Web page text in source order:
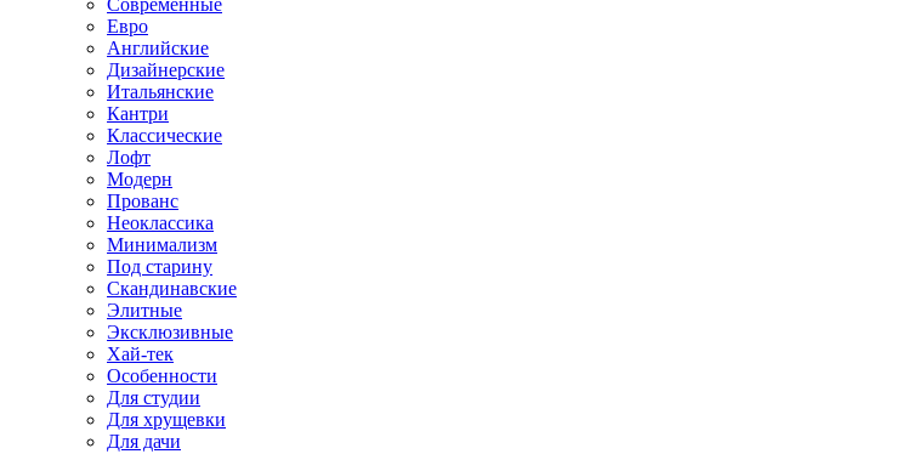
Евро
Английские
Дизайнерские
Итальянские
Кантри
Классические
Лофт
Модерн
Прованс
Неоклассика
Минимализм
Под старину
Скандинавские
Элитные
Эксклюзивные
Хай-тек
Особенности
Для студии
Для хрущевки
Для дачи